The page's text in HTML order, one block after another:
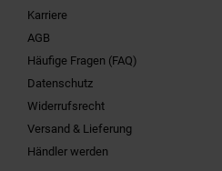
Karriere
AGB
Häufige Fragen (FAQ)
Datenschutz
Widerrufsrecht
Versand & Lieferung
Händler werden